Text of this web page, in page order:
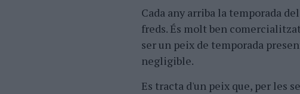
Cada any arriba la temporada
freds. És molt ben
ser un peix de temporada
negligible.
Es tracta d'un peix que, per les